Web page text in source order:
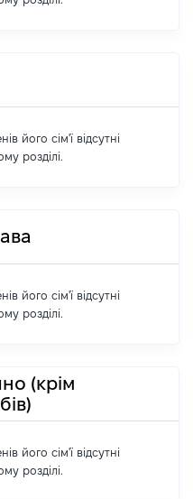
його сім'ї відсутні
розділі.
його сім'ї відсутні
розділі.
(крім
його сім'ї відсутні
розділі.